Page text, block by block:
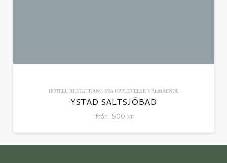
HOTELL RESTAURANG SPA UPPLEVELSE VÄLMÅENDE
YSTAD SALTSJÖBAD
från 500 kr